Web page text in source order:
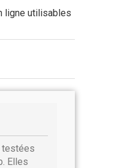
ligne utilisables
testées
Elles